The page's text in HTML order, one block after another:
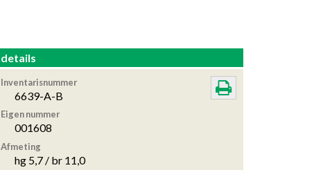
details
Inventarisnummer
6639-A-B
Eigen nummer
001608
Afmeting
hg 5,7 / br 11,0